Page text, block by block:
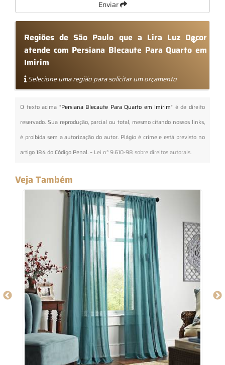
Enviar
Regiões de São Paulo que a Lira Luz Decor
atende com Persiana Blecaute Para Quarto em
Imirim
Selecione uma região para solicitar um orçamento
O texto acima "Persiana Blecaute Para Quarto em Imirim" é de direito
reservado. Sua reprodução, parcial ou total, mesmo citando nossos links,
é proibida sem a autorização do autor. Plágio é crime e está previsto no
artigo 184 do Código Penal. – Lei n° 9.610-98 sobre direitos autorais.
Veja Também